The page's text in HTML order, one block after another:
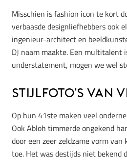
Misschien is fashion icon te kort
verbaasde designliefhebbers ook
ingenieur-architect en
DJ naam maakte. Een multitalent
understatement, mogen we wel
Stijlfoto’s van
Op hun 41ste maken veel
Ook Abloh timmerde ongekend
door een zeer zeldzame vorm
toe. Het was destijds niet bekend